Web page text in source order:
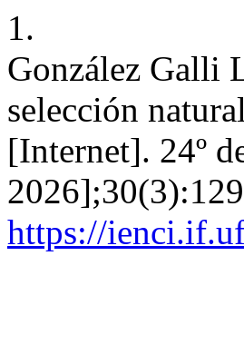
1.
González Galli
selección
[Internet]. 24º
https://